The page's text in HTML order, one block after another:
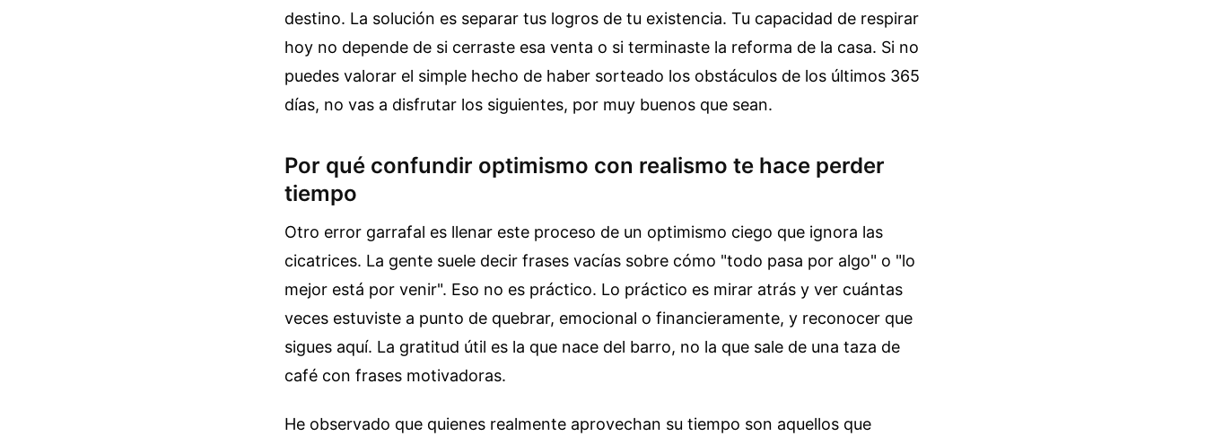
destino. La solución es separar tus logros de tu existencia. Tu capacidad de respirar
hoy no depende de si cerraste esa venta o si terminaste la reforma de la casa. Si no
puedes valorar el simple hecho de haber sorteado los obstáculos de los últimos 365
días, no vas a disfrutar los siguientes, por muy buenos que sean.
Por qué confundir optimismo con realismo te hace perder
tiempo
Otro error garrafal es llenar este proceso de un optimismo ciego que ignora las
cicatrices. La gente suele decir frases vacías sobre cómo "todo pasa por algo" o "lo
mejor está por venir". Eso no es práctico. Lo práctico es mirar atrás y ver cuántas
veces estuviste a punto de quebrar, emocional o financieramente, y reconocer que
sigues aquí. La gratitud útil es la que nace del barro, no la que sale de una taza de
café con frases motivadoras.
He observado que quienes realmente aprovechan su tiempo son aquellos que